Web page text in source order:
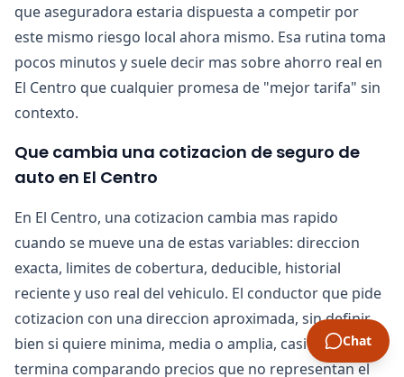
que aseguradora estaria dispuesta a competir por
este mismo riesgo local ahora mismo. Esa rutina toma
pocos minutos y suele decir mas sobre ahorro real en
El Centro que cualquier promesa de "mejor tarifa" sin
contexto.
Que cambia una cotizacion de seguro de
auto en El Centro
En El Centro, una cotizacion cambia mas rapido
cuando se mueve una de estas variables: direccion
exacta, limites de cobertura, deducible, historial
reciente y uso real del vehiculo. El conductor que pide
cotizacion con una direccion aproximada, sin definir
bien si quiere minima, media o amplia, casi siempre
termina comparando precios que no representan el
Chat